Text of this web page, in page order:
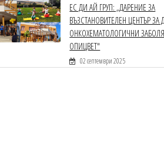
ЕС ДИ АЙ ГРУП: „ДАРЕНИЕ ЗА
ВЪЗСТАНОВИТЕЛЕН ЦЕНТЪР ЗА
ОНКОХЕМАТОЛОГИЧНИ
ОПИЦВЕТ"
02 септември 2025